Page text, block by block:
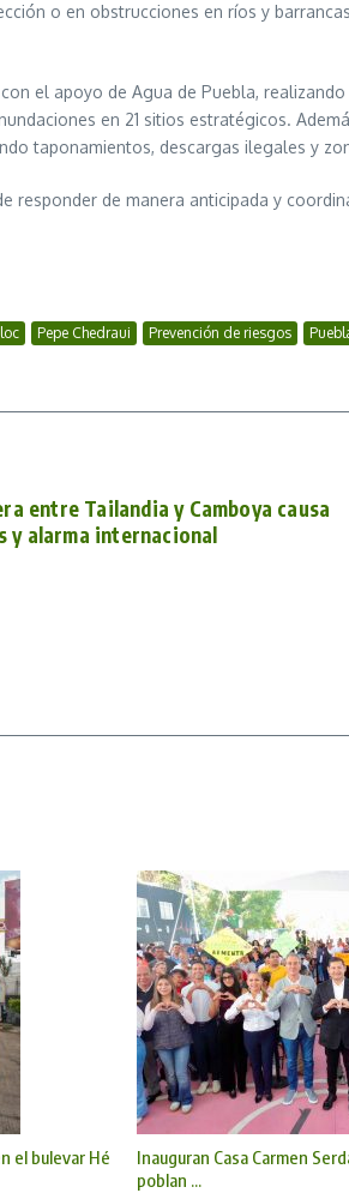
o en obstrucciones en ríos y
el apoyo de Agua de Puebla,
en 21 sitios estratégicos.
taponamientos, descargas ilegales y
responder de manera anticipada y
Pepe Chedraui Prevención de riesgos
entre Tailandia y Camboya causa
y alarma internacional
el bulevar Hé
Inauguran Casa Carmen
poblan ...